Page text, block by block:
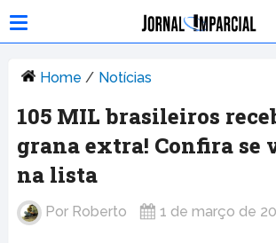
Home / Notícias
105 MIL brasileiros
grana extra! Confira se
na lista
Por Roberto 1 de março de